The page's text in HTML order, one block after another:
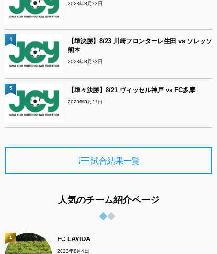
2023年8月23日
【準決勝】8/23 川崎フロンターレ生田 vs ソレッソ
熊本
2023年8月23日
4
【準々決勝】8/21 ヴィッセル神戸 vs FC多摩
2023年8月21日
5
試合結果一覧
人気のチーム紹介ページ
FC LAVIDA
2023年8月4日
1